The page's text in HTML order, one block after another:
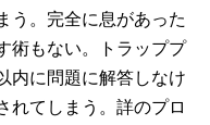
う。完全に息があった
術もない。トラッププ
内に問題に解答しなけ
れてしまう。詳のプロ